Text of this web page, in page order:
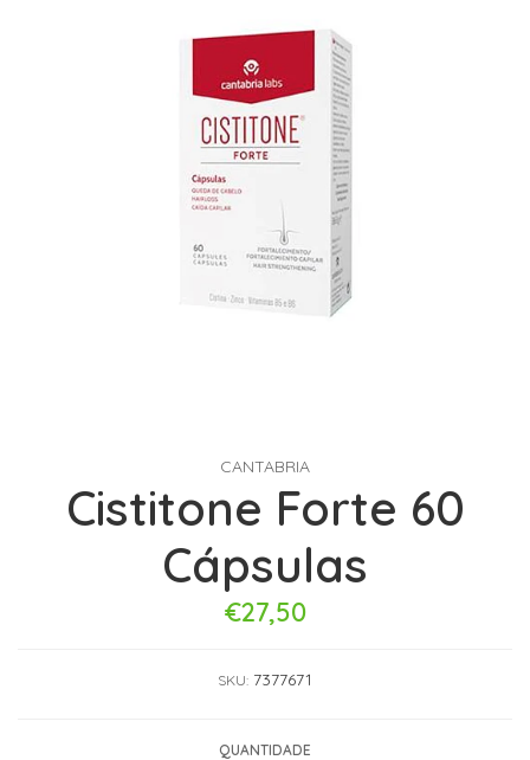
CANTABRIA
Cistitone Forte 60
Cápsulas
€27,50
SKU: 7377671
QUANTIDADE